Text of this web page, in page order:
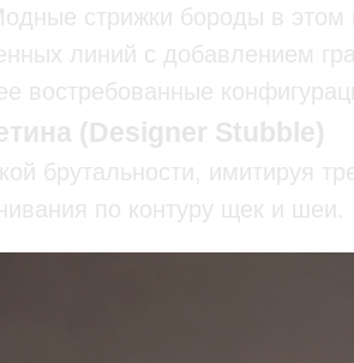
стрижки бороды в этом
линий с добавлением
востребованные
(Designer Stubble)
брутальности, имитируя
по контуру щек и шеи.